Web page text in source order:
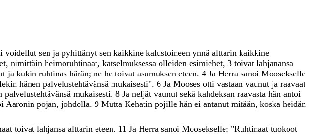
voidellut sen ja pyhittänyt sen kaikkine kalustoineen ynnä alttarin kaikkine
, nimittäin heimoruhtinaat, katselmuksessa olleiden esimiehet, 3 toivat lahjanansa
ja kukin ruhtinas härän; ne he toivat asumuksen eteen. 4 Ja Herra sanoi Moosekselle
hänen palvelustehtävänsä mukaisesti". 6 Ja Mooses otti vastaan vaunut ja raavaat
palvelustehtävänsä mukaisesti. 8 Ja neljät vaunut sekä kahdeksan raavasta hän antoi
Aaronin pojan, johdolla. 9 Mutta Kehatin pojille hän ei antanut mitään, koska heidän
toivat lahjansa alttarin eteen. 11 Ja Herra sanoi Moosekselle: "Ruhtinaat tuokoot